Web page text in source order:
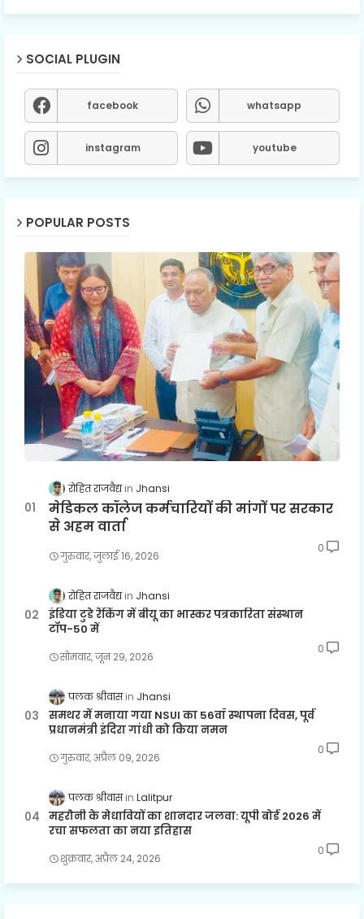
SOCIAL PLUGIN
facebook whatsapp
instagram youtube
POPULAR POSTS
रोहित राजवैद्य Jhansi
मेडिकल कॉलेज कर्मचारियों की मांगों पर सरकार
से अहम वार्ता
गुरुवार, जुलाई 16, 2026
0
रोहित राजवैद्य Jhansi
इंडिया टुडे रैंकिंग में बीयू का भास्कर पत्रकारिता संस्थान
टॉप-50 में
सोमवार, जून 29, 2026
0
पलक श्रीवास Jhansi
समथर में मनाया गया NSUI का 56वाँ स्थापना दिवस, पूर्व
प्रधानमंत्री इंदिरा गांधी को किया नमन
गुरुवार, अप्रैल 09, 2026
0
पलक श्रीवास Lalitpur
महरौनी के मेधावियों का शानदार जलवा: यूपी बोर्ड 2026 में
रचा सफलता का नया इतिहास
शुक्रवार, अप्रैल 24, 2026
0